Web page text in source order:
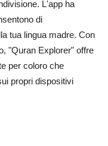
L'app ha
di
tua lingua madre. Con
"Quran Explorer" offre
per coloro che
propri dispositivi